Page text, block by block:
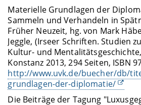
Materielle Grundlagen der
Sammeln und Verhandeln in
Früher Neuzeit, hg. von Mark
Jeggle, (Irseer Schriften. Studien
Kultur- und Mentalitätsgeschichte,
Konstanz 2013, 294 Seiten, ISBN
http://www.uvk.de/buecher/db/
grundlagen-der-diplomatie/
Die Beiträge der Tagung